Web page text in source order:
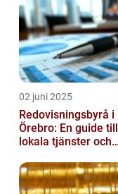
02 juni 2025
Redovisningsbyrå i
Örebro: En guide till
lokala tjänster och